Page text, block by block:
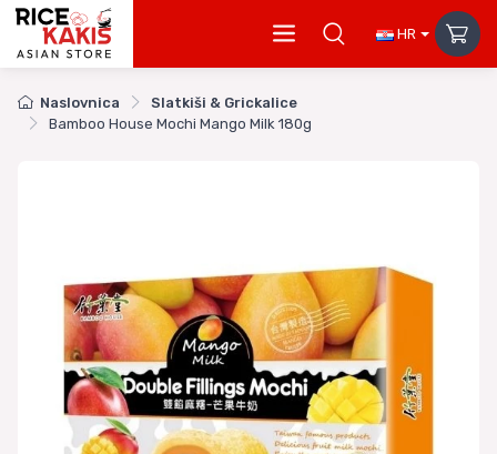
HR
Naslovnica
Slatkiši & Grickalice
Bamboo House Mochi Mango Milk 180g